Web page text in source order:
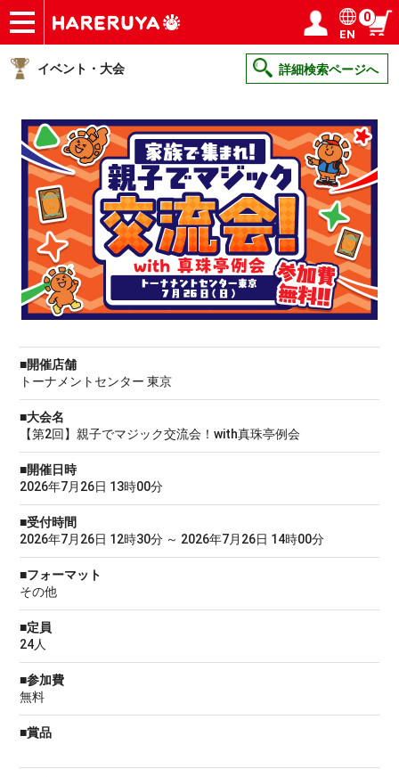
ショップ
買取
記事
デッキ検索
デッキ構築
選手一覧
店舗一覧
イベント
ヘルプ
お問い合わせ ログイン／会員登録
EN
0
イベント・大会 詳細検索ページへ
■開催店舗
トーナメントセンター 東京
■大会名
【第2回】親子でマジック交流会！with真珠亭例会
■開催日時
2026年7月26日 13時00分
■受付時間
2026年7月26日 12時30分 ～ 2026年7月26日 14時00分
■フォーマット
その他
■定員
24人
■参加費
無料
■賞品